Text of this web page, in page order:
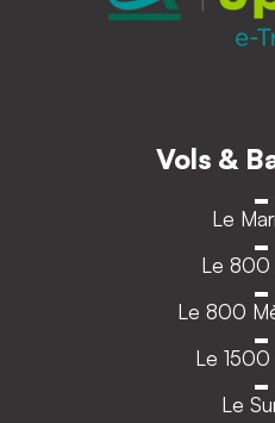
Vols &
Le
Le 800
Le 800
Le
Le